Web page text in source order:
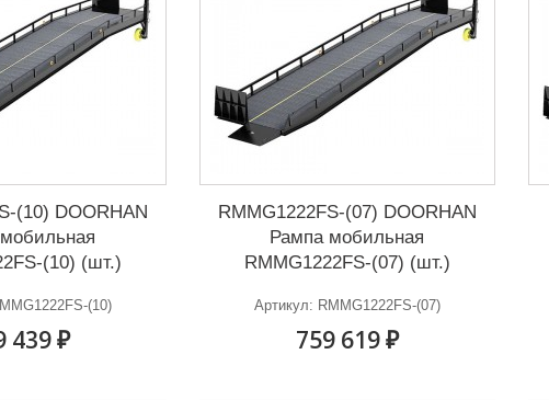
(10) DOORHAN
(10) (шт.)
(10)
439 ₽
RMMG1222FS-(07) DOORHAN
Рампа мобильная
RMMG1222FS-(07) (шт.)
Артикул: RMMG1222FS-(07)
759 619 ₽